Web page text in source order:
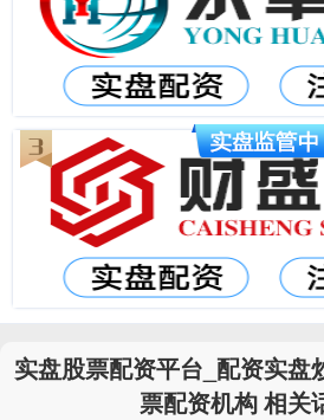
实盘股票配资平台_配资实盘
票配资机构 相关